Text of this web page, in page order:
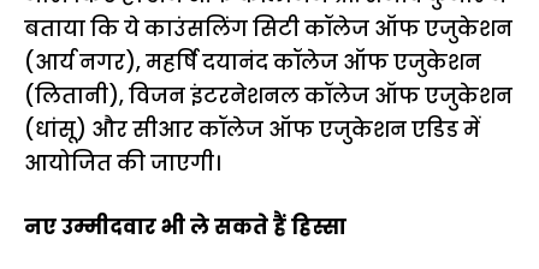
बताया कि ये काउंसलिंग सिटी कॉलेज ऑफ एजुकेशन
(आर्य नगर), महर्षि दयानंद कॉलेज ऑफ एजुकेशन
(लितानी), विजन इंटरनेशनल कॉलेज ऑफ एजुकेशन
(धांसू) और सीआर कॉलेज ऑफ एजुकेशन एडिड में
आयोजित की जाएगी।
नए उम्मीदवार भी ले सकते हैं हिस्सा